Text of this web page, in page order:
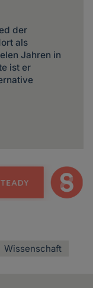
der
als
Jahren in
ist er
Wissenschaft